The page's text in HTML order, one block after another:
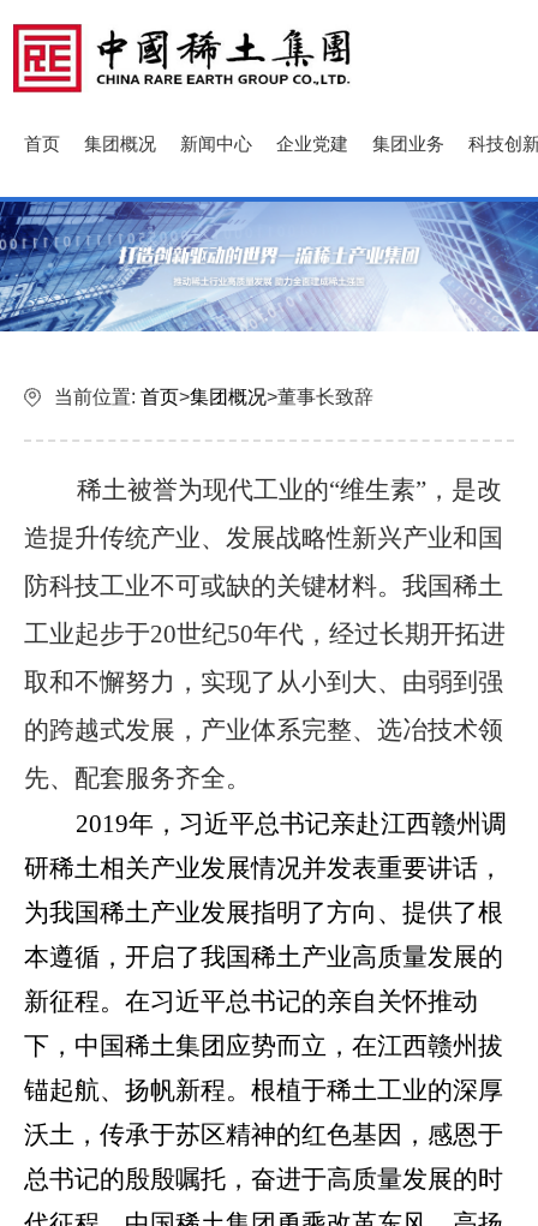
首页 集团概况 新闻中心 企业党建 集团业务 科技创
当前位置: 首页>集团概况>董事长致辞
稀土被誉为现代工业的“维生素”，是改
造提升传统产业、发展战略性新兴产业和国
防科技工业不可或缺的关键材料。我国稀土
工业起步于20世纪50年代，经过长期开拓进
取和不懈努力，实现了从小到大、由弱到强
的跨越式发展，产业体系完整、选冶技术领
先、配套服务齐全。
2019年，习近平总书记亲赴江西赣州调
研稀土相关产业发展情况并发表重要讲话，
为我国稀土产业发展指明了方向、提供了根
本遵循，开启了我国稀土产业高质量发展的
新征程。在习近平总书记的亲自关怀推动
下，中国稀土集团应势而立，在江西赣州拔
锚起航、扬帆新程。根植于稀土工业的深厚
沃土，传承于苏区精神的红色基因，感恩于
总书记的殷殷嘱托，奋进于高质量发展的时